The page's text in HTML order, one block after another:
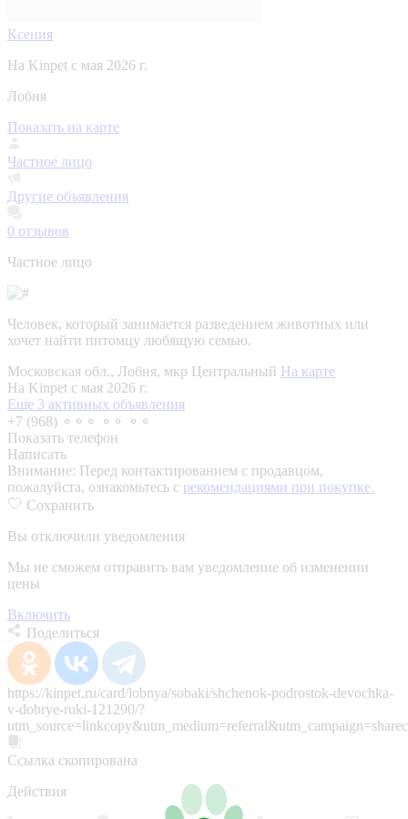
Ксения
На Kinpet c мая 2026 г.
Лобня
Показать на карте
Частное лицо
Другие объявления
0 отзывов
Частное лицо
Человек, который занимается разведением животных или
хочет найти питомцу любящую семью.
Московская обл., Лобня, мкр Центральный На карте
На Kinpet c мая 2026 г.
Еще 3 активных объявления
+7 (968) ⚬⚬⚬ ⚬⚬ ⚬⚬
Показать телефон
Написать
Внимание: Перед контактированием с продавцом,
пожалуйста, ознакомьтесь с рекомендациями при покупке.
Сохранить
Вы отключили уведомления
Мы не сможем отправить вам уведомление об изменении
цены
Включить
Поделиться
https://kinpet.ru/card/lobnya/sobaki/shchenok-podrostok-devochka-
v-dobrye-ruki-121290/?
Ссылка скопирована
Действия